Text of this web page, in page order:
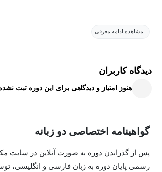
مشاهده ادامه معرفی
دیدگاه کاربران
هنوز امتیاز و دیدگاهی برای این دوره ثبت
گواهینامه اختصاصی دو زبانه
پس از گذراندن دوره به صورت آنلاین در سایت
رسمی پایان دوره به زبان فارسی و انگلیسی،